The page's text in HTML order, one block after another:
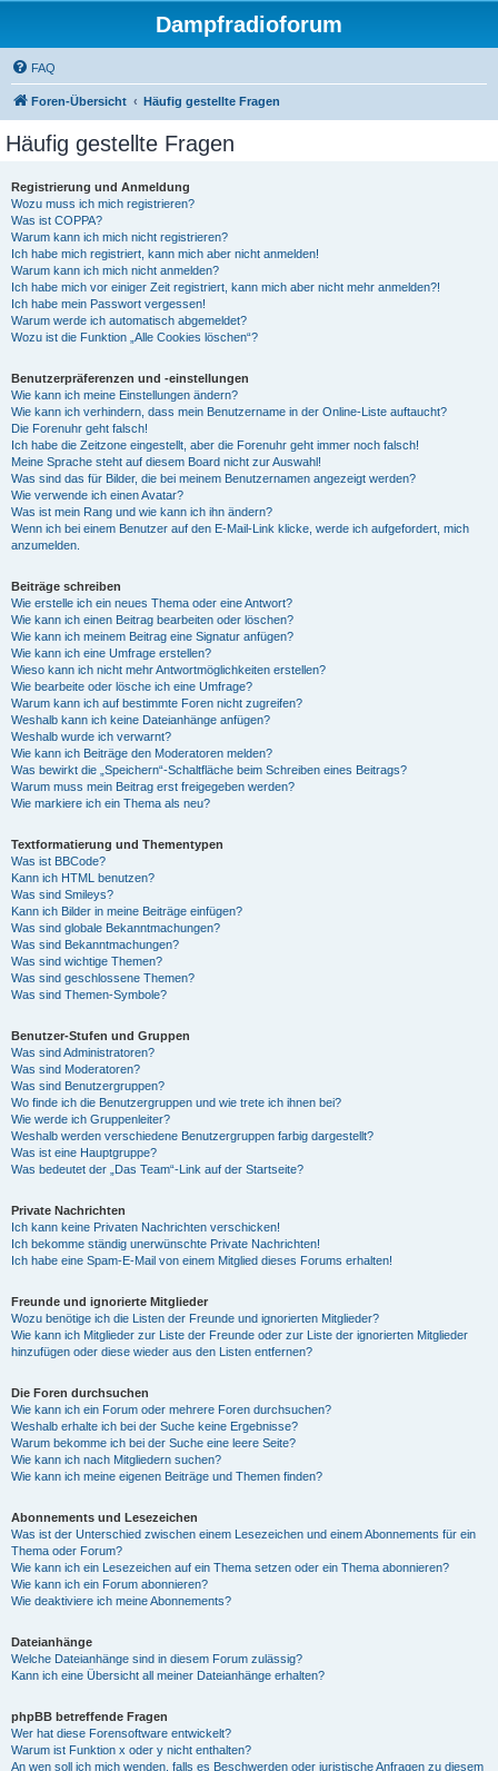
Dampfradioforum
FAQ
Foren-Übersicht Häufig gestellte Fragen
Häufig gestellte Fragen
Registrierung und Anmeldung
Wozu muss ich mich registrieren?
Was ist COPPA?
Warum kann ich mich nicht registrieren?
Ich habe mich registriert, kann mich aber nicht anmelden!
Warum kann ich mich nicht anmelden?
Ich habe mich vor einiger Zeit registriert, kann mich aber nicht mehr anmelden?!
Ich habe mein Passwort vergessen!
Warum werde ich automatisch abgemeldet?
Wozu ist die Funktion „Alle Cookies löschen“?
Benutzerpräferenzen und -einstellungen
Wie kann ich meine Einstellungen ändern?
Wie kann ich verhindern, dass mein Benutzername in der Online-Liste auftaucht?
Die Forenuhr geht falsch!
Ich habe die Zeitzone eingestellt, aber die Forenuhr geht immer noch falsch!
Meine Sprache steht auf diesem Board nicht zur Auswahl!
Was sind das für Bilder, die bei meinem Benutzernamen angezeigt werden?
Wie verwende ich einen Avatar?
Was ist mein Rang und wie kann ich ihn ändern?
Wenn ich bei einem Benutzer auf den E-Mail-Link klicke, werde ich aufgefordert, mich
anzumelden.
Beiträge schreiben
Wie erstelle ich ein neues Thema oder eine Antwort?
Wie kann ich einen Beitrag bearbeiten oder löschen?
Wie kann ich meinem Beitrag eine Signatur anfügen?
Wie kann ich eine Umfrage erstellen?
Wieso kann ich nicht mehr Antwortmöglichkeiten erstellen?
Wie bearbeite oder lösche ich eine Umfrage?
Warum kann ich auf bestimmte Foren nicht zugreifen?
Weshalb kann ich keine Dateianhänge anfügen?
Weshalb wurde ich verwarnt?
Wie kann ich Beiträge den Moderatoren melden?
Was bewirkt die „Speichern“-Schaltfläche beim Schreiben eines Beitrags?
Warum muss mein Beitrag erst freigegeben werden?
Wie markiere ich ein Thema als neu?
Textformatierung und Thementypen
Was ist BBCode?
Kann ich HTML benutzen?
Was sind Smileys?
Kann ich Bilder in meine Beiträge einfügen?
Was sind globale Bekanntmachungen?
Was sind Bekanntmachungen?
Was sind wichtige Themen?
Was sind geschlossene Themen?
Was sind Themen-Symbole?
Benutzer-Stufen und Gruppen
Was sind Administratoren?
Was sind Moderatoren?
Was sind Benutzergruppen?
Wo finde ich die Benutzergruppen und wie trete ich ihnen bei?
Wie werde ich Gruppenleiter?
Weshalb werden verschiedene Benutzergruppen farbig dargestellt?
Was ist eine Hauptgruppe?
Was bedeutet der „Das Team“-Link auf der Startseite?
Private Nachrichten
Ich kann keine Privaten Nachrichten verschicken!
Ich bekomme ständig unerwünschte Private Nachrichten!
Ich habe eine Spam-E-Mail von einem Mitglied dieses Forums erhalten!
Freunde und ignorierte Mitglieder
Wozu benötige ich die Listen der Freunde und ignorierten Mitglieder?
Wie kann ich Mitglieder zur Liste der Freunde oder zur Liste der ignorierten Mitglieder
hinzufügen oder diese wieder aus den Listen entfernen?
Die Foren durchsuchen
Wie kann ich ein Forum oder mehrere Foren durchsuchen?
Weshalb erhalte ich bei der Suche keine Ergebnisse?
Warum bekomme ich bei der Suche eine leere Seite?
Wie kann ich nach Mitgliedern suchen?
Wie kann ich meine eigenen Beiträge und Themen finden?
Abonnements und Lesezeichen
Was ist der Unterschied zwischen einem Lesezeichen und einem Abonnements für ein
Thema oder Forum?
Wie kann ich ein Lesezeichen auf ein Thema setzen oder ein Thema abonnieren?
Wie kann ich ein Forum abonnieren?
Wie deaktiviere ich meine Abonnements?
Dateianhänge
Welche Dateianhänge sind in diesem Forum zulässig?
Kann ich eine Übersicht all meiner Dateianhänge erhalten?
phpBB betreffende Fragen
Wer hat diese Forensoftware entwickelt?
Warum ist Funktion x oder y nicht enthalten?
An wen soll ich mich wenden, falls es Beschwerden oder juristische Anfragen zu diesem